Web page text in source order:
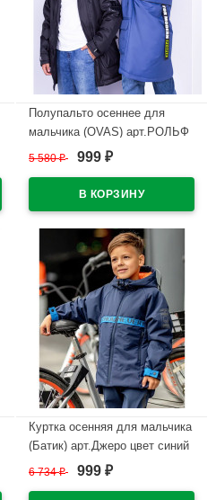
Полупальто осеннее для
мальчика (OVAS) арт.РОЛЬФ
цвет черный
5 580₽ 999 ₽
Куртка осенняя для мальчика
(Батик) арт.Джеро цвет синий
В наличии
6 734₽ 999 ₽